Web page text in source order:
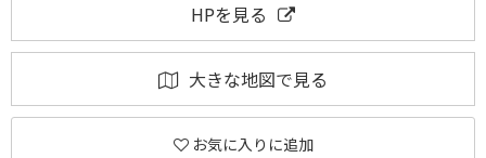
HPを見る
大きな地図で見る
お気に入りに追加